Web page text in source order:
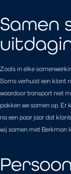
Samen
Zoals in elke
Soms verhuist een klant
waardoor transport niet
pakken we samen op. Er
na een paar jaar dat
wij samen met Berkman